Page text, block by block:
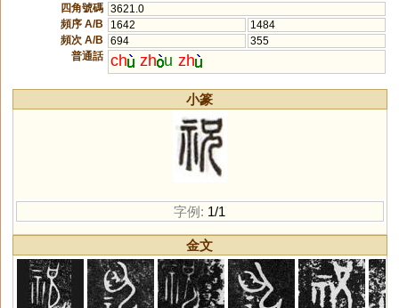
四角號碼 3621.0
頻序 A/B
1642
1484
頻次 A/B
694
355
普通話 ch zh u zh
小篆
字例: 1/1
金文